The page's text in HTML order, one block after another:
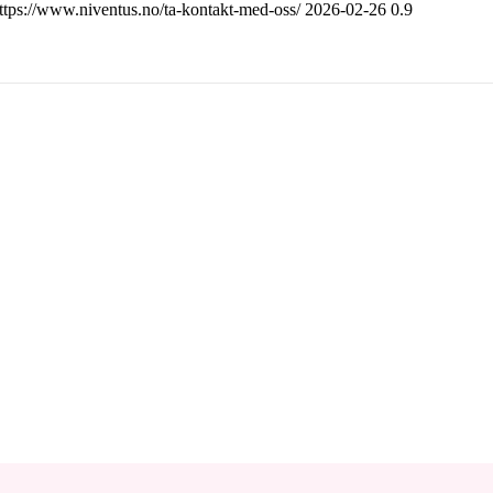
www.niventus.no/ta-kontakt-med-oss/ 2026-02-26 0.9